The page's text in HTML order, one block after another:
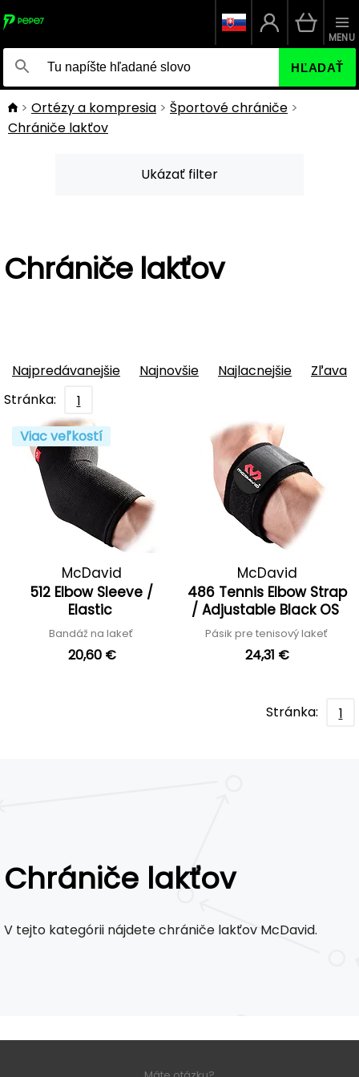
HĽADAŤ
MENU
Ortézy a kompresia
Športové chrániče
Chrániče lakťov
Ukázať filter
Chrániče lakťov
Najpredávanejšie Najnovšie Najlacnejšie
Zľava
Stránka:
1
Viac veľkostí
McDavid
512 Elbow Sleeve /
Elastic
Bandáž na lakeť
20,60 €
McDavid
486 Tennis Elbow Strap
/ Adjustable Black OS
Pásik pre tenisový lakeť
24,31 €
Stránka: 1
Chrániče lakťov
V tejto kategórii nájdete chrániče lakťov McDavid.